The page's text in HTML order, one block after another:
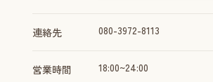
連絡先 080-3972-8113
営業時間 18:00~24:00